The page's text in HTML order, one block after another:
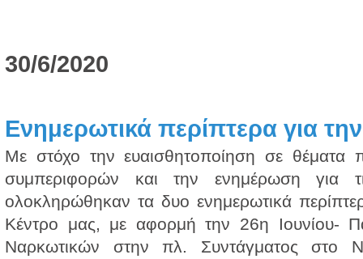
30/6/2020
Ενημερωτικά περίπτερα για
Με στόχο την ευαισθητοποίηση σε θέματα
συμπεριφορών και την ενημέρωση για
ολοκληρώθηκαν τα δυο ενημερωτικά
Κέντρο μας, με αφορμή την 26η Ιουνίου-
Ναρκωτικών στην πλ. Συντάγματος στο